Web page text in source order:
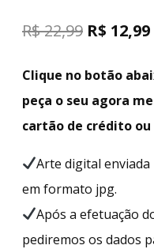
R$22,99 R$ 12,99
Clique no botão
peça o seu agora
cartão de crédito
Arte digital
em formato jpg.
Após a efetuação
pediremos os dados